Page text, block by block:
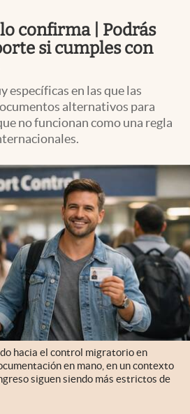
confirma | Podrás
si cumples con
específicas en las que las
alternativos para
no funcionan como una regla
hacia el control migratorio en
en mano, en un contexto
siguen siendo más estrictos de